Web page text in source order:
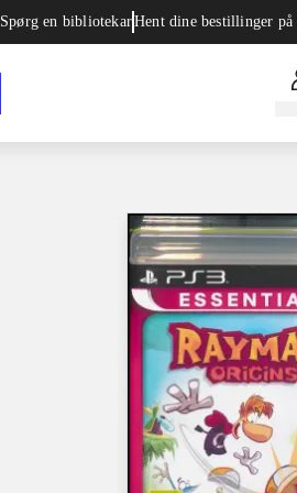
Spørg en bibliotekarHent dine bestillinger